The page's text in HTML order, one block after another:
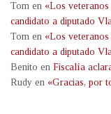
Tom en «Los
candidato a diputado
Tom en «Los
candidato a diputado
Benito en Fiscalía
Rudy en «Gracias, por